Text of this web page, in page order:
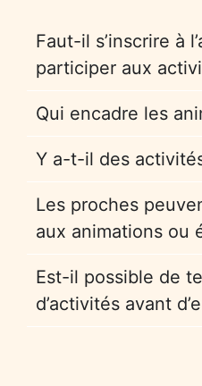
Faut-il s’inscrire à
participer aux
Qui encadre les
Y a-t-il des
Les proches
aux animations ou
Est-il possible de
d’activités avant